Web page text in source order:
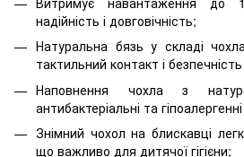
надійність і довговічність;
Натуральна бязь у складі
тактильний контакт і
Наповнення чохла з
антибактеріальні та
Знімний чохол на блискавці
що важливо для дитячої гігієни;